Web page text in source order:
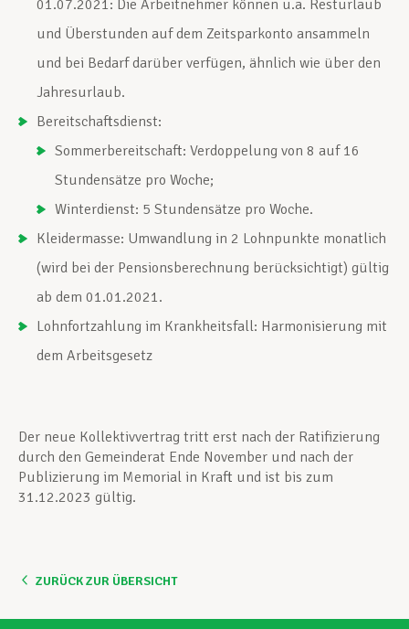
01.07.2021: Die Arbeitnehmer können u.a. Resturlaub
und Überstunden auf dem Zeitsparkonto ansammeln
und bei Bedarf darüber verfügen, ähnlich wie über den
Jahresurlaub.
Bereitschaftsdienst:
Sommerbereitschaft: Verdoppelung von 8 auf 16
Stundensätze pro Woche;
Winterdienst: 5 Stundensätze pro Woche.
Kleidermasse: Umwandlung in 2 Lohnpunkte monatlich
(wird bei der Pensionsberechnung berücksichtigt) gültig
ab dem 01.01.2021.
Lohnfortzahlung im Krankheitsfall: Harmonisierung mit
dem Arbeitsgesetz
Der neue Kollektivvertrag tritt erst nach der Ratifizierung
durch den Gemeinderat Ende November und nach der
Publizierung im Memorial in Kraft und ist bis zum
31.12.2023 gültig.
ZURÜCK ZUR ÜBERSICHT